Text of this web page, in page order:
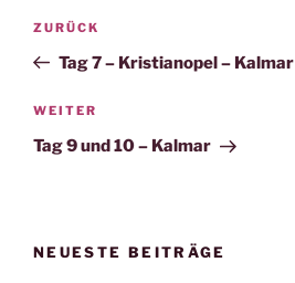
Beitragsnavigation
Vorheriger
Beitrag
ZURÜCK
Tag 7 – Kristianopel – Kalmar
Nächster
Beitrag
WEITER
Tag 9 und 10 – Kalmar
NEUESTE BEITRÄGE